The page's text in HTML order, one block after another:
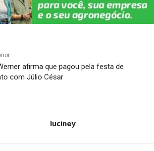
afirma que pagou pela festa de
com Júlio César
luciney